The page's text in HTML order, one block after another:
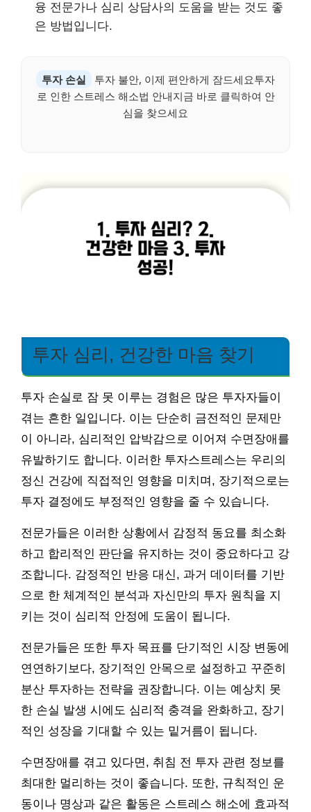
융 전문가나 심리 상담사의 도움을 받는 것도 좋
은 방법입니다.
투자 손실
투자 불안, 이제 편안하게 잠드세요투자
로 인한 스트레스 해소법 안내지금 바로 클릭하여 안
심을 찾으세요
투자 심리, 건강한 마음 찾기
투자 손실로 잠 못 이루는 경험은 많은 투자자들이
겪는 흔한 일입니다. 이는 단순히 금전적인 문제만
이 아니라, 심리적인 압박감으로 이어져 수면장애를
유발하기도 합니다. 이러한 투자스트레스는 우리의
정신 건강에 직접적인 영향을 미치며, 장기적으로는
투자 결정에도 부정적인 영향을 줄 수 있습니다.
전문가들은 이러한 상황에서 감정적 동요를 최소화
하고 합리적인 판단을 유지하는 것이 중요하다고 강
조합니다. 감정적인 반응 대신, 과거 데이터를 기반
으로 한 체계적인 분석과 자신만의 투자 원칙을 지
키는 것이 심리적 안정에 도움이 됩니다.
전문가들은 또한 투자 목표를 단기적인 시장 변동에
연연하기보다, 장기적인 안목으로 설정하고 꾸준히
분산 투자하는 전략을 권장합니다. 이는 예상치 못
한 손실 발생 시에도 심리적 충격을 완화하고, 장기
적인 성장을 기대할 수 있는 밑거름이 됩니다.
수면장애를 겪고 있다면, 취침 전 투자 관련 정보를
최대한 멀리하는 것이 좋습니다. 또한, 규칙적인 운
동이나 명상과 같은 활동은 스트레스 해소에 효과적